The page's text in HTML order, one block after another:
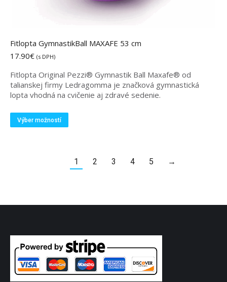
Fitlopta GymnastikBall MAXAFE 53 cm
17.90€ (s DPH)
Fitlopta Original Pezzi® Gymnastik Ball Maxafe® od
talianskej firmy Ledragomma je značková gymnastická
lopta vhodná na cvičenie aj zdravé sedenie.
Výber možností
produkt
variantov.
Možnosti
1 2 3 4 5 →